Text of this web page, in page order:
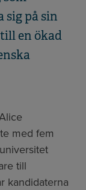
sig på sin
en ökad
med fem
till
kandidaterna